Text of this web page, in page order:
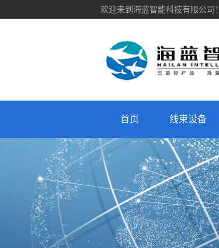
欢迎来到海蓝智能科技有限公司！
首页 线束设备